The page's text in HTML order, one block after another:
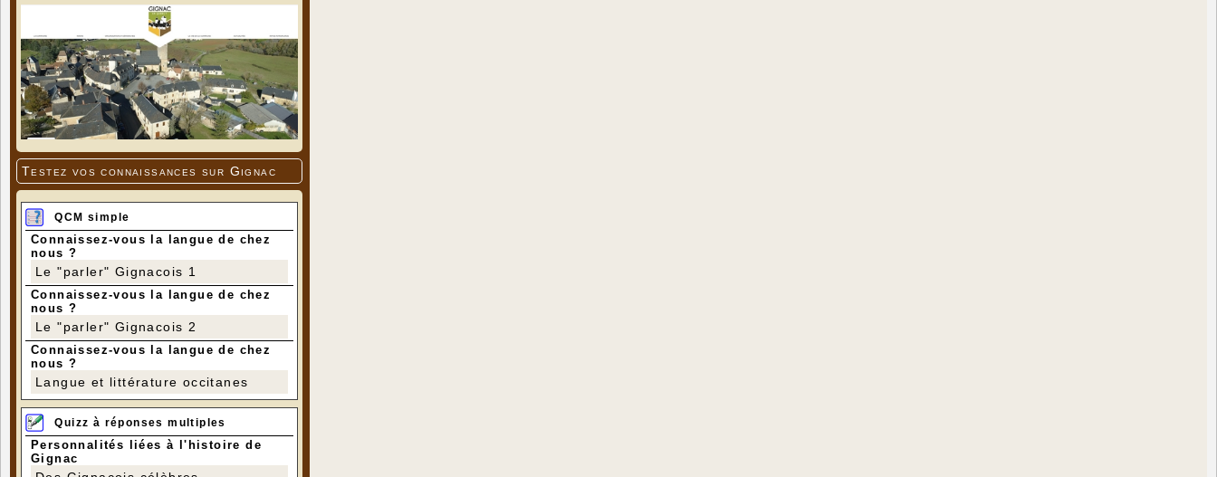
Testez vos connaissances sur Gignac
QCM simple
Connaissez-vous la langue de chez
nous ?
Le "parler" Gignacois 1
Connaissez-vous la langue de chez
nous ?
Le "parler" Gignacois 2
Connaissez-vous la langue de chez
nous ?
Langue et littérature occitanes
Quizz à réponses multiples
Personnalités liées à l'histoire de
Gignac